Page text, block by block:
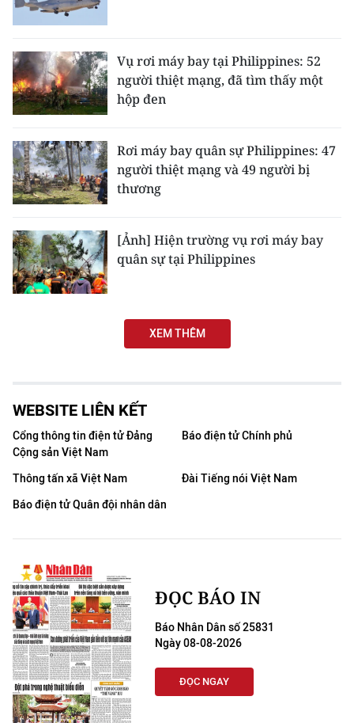
Chuyên trang TP. Hồ Chí Minh
CHUYÊN ĐỀ
CÁC CHUYÊN TRANG
VỀ BÁO NHÂN DÂN
THỜI NAY
NHÂN DÂN HẰNG THÁNG
MUA BÁO
中文
FRANÇAIS
한국어
Vụ rơi máy bay tại Philippines: 52
người thiệt mạng, đã tìm thấy một
hộp đen
Rơi máy bay quân sự Philippines: 47
người thiệt mạng và 49 người bị
thương
[Ảnh] Hiện trường vụ rơi máy bay
quân sự tại Philippines
XEM THÊM
WEBSITE LIÊN KẾT
Cổng thông tin điện tử Đảng
Cộng sản Việt Nam
Báo điện tử Chính phủ
Thông tấn xã Việt Nam
Đài Tiếng nói Việt Nam
Báo điện tử Quân đội nhân dân
ĐỌC BÁO IN
Báo Nhân Dân số 25831
Ngày 08-08-2026
ĐỌC NGAY